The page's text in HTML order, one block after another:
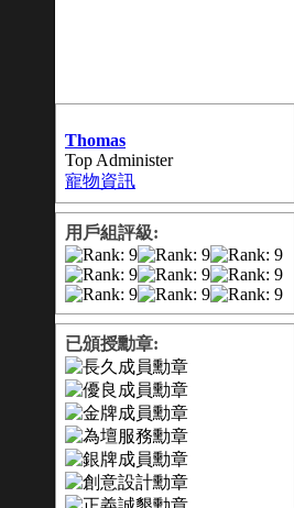
Thomas
Top Administer
寵物資訊
用戶組評級:
已頒授勳章: